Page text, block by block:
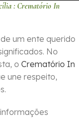
: Crematório In
um ente querido
No
o Crematório In
une respeito,